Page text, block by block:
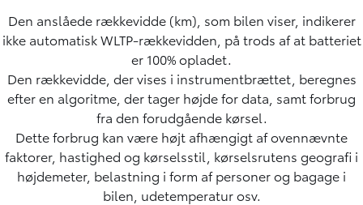
Den anslåede rækkevidde (km), som bilen viser, indikerer
ikke automatisk WLTP-rækkevidden, på trods af at batteriet
er 100% opladet.
Den rækkevidde, der vises i instrumentbrættet, beregnes
efter en algoritme, der tager højde for data, samt forbrug
fra den forudgående kørsel.
Dette forbrug kan være højt afhængigt af ovennævnte
faktorer, hastighed og kørselsstil, kørselsrutens geografi i
højdemeter, belastning i form af personer og bagage i
bilen, udetemperatur osv.